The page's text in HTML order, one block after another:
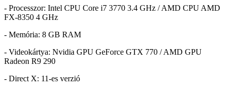
- Processzor: Intel CPU Core i7 3770 3.4 GHz / AMD CPU AMD
FX-8350 4 GHz
- Memória: 8 GB RAM
- Videokártya: Nvidia GPU GeForce GTX 770 / AMD GPU
Radeon R9 290
- Direct X: 11-es verzió